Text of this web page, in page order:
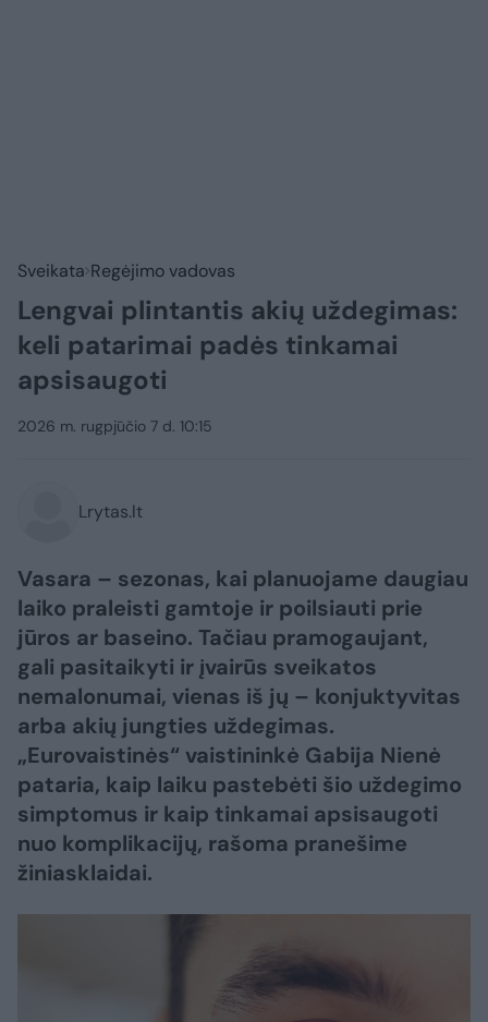
Sveikata Regėjimo vadovas
Lengvai plintantis akių uždegimas:
keli patarimai padės tinkamai
apsisaugoti
2026 m. rugpjūčio 7 d. 10:15
Lrytas.lt
Vasara – sezonas, kai planuojame daugiau
laiko praleisti gamtoje ir poilsiauti prie
jūros ar baseino. Tačiau pramogaujant,
gali pasitaikyti ir įvairūs sveikatos
nemalonumai, vienas iš jų – konjuktyvitas
arba akių jungties uždegimas.
„Eurovaistinės“ vaistininkė Gabija Nienė
pataria, kaip laiku pastebėti šio uždegimo
simptomus ir kaip tinkamai apsisaugoti
nuo komplikacijų, rašoma pranešime
žiniasklaidai.